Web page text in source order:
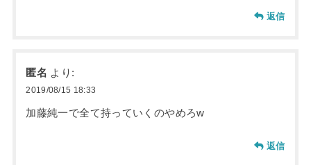
返信
匿名 より:
2019/08/15 18:33
加藤純一で全て持っていくのやめろw
返信